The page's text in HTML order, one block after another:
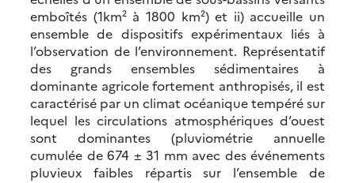
emboîtés (1km² à 1800 km²) et ii) accueille un
ensemble de dispositifs expérimentaux liés à
l’observation de l’environnement. Représentatif
des grands ensembles sédimentaires à
dominante agricole fortement anthropisés, il est
caractérisé par un climat océanique tempéré sur
lequel les circulations atmosphériques d’ouest
sont dominantes (pluviométrie annuelle
cumulée de 674 ± 31 mm avec des événements
pluvieux faibles répartis sur l’ensemble de